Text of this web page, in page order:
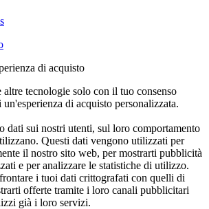
di acquisto
tecnologie solo con il tuo consenso
di acquisto personalizzata.
dati sui nostri utenti, sul loro comportamento
Questi dati vengono utilizzati per
il nostro sito web, per mostrarti pubblicità
e per analizzare le statistiche di utilizzo.
i tuoi dati crittografati con quelli di
offerte tramite i loro canali pubblicitari
già i loro servizi.